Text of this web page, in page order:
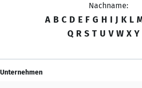
Nachname:
A B C D E F G H I J K L
Q R S T U V W X Y
Unternehmen